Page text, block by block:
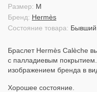
Состояние товара: Бывший
Бренд: Hermès
Размер: M
Браслет Hermès Calèche
с палладиевым
изображением бренда в
Хорошее состояние.